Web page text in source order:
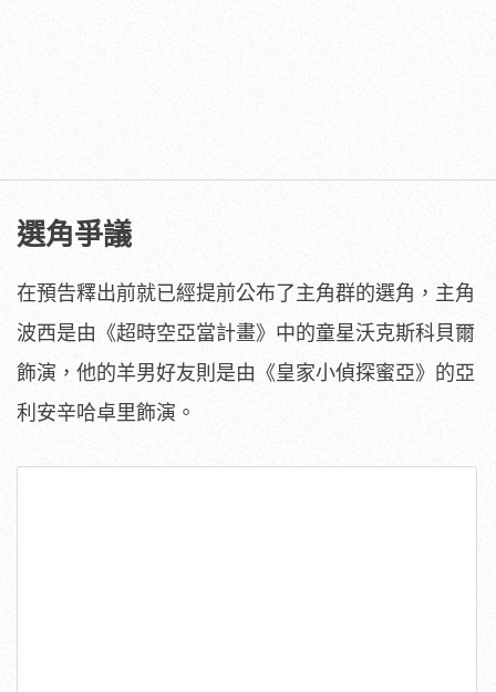
選角爭議
在預告釋出前就已經提前公布了主角群的選角，主角
波西是由《超時空亞當計畫》中的童星沃克斯科貝爾
飾演，他的羊男好友則是由《皇家小偵探蜜亞》的亞
利安辛哈卓里飾演。